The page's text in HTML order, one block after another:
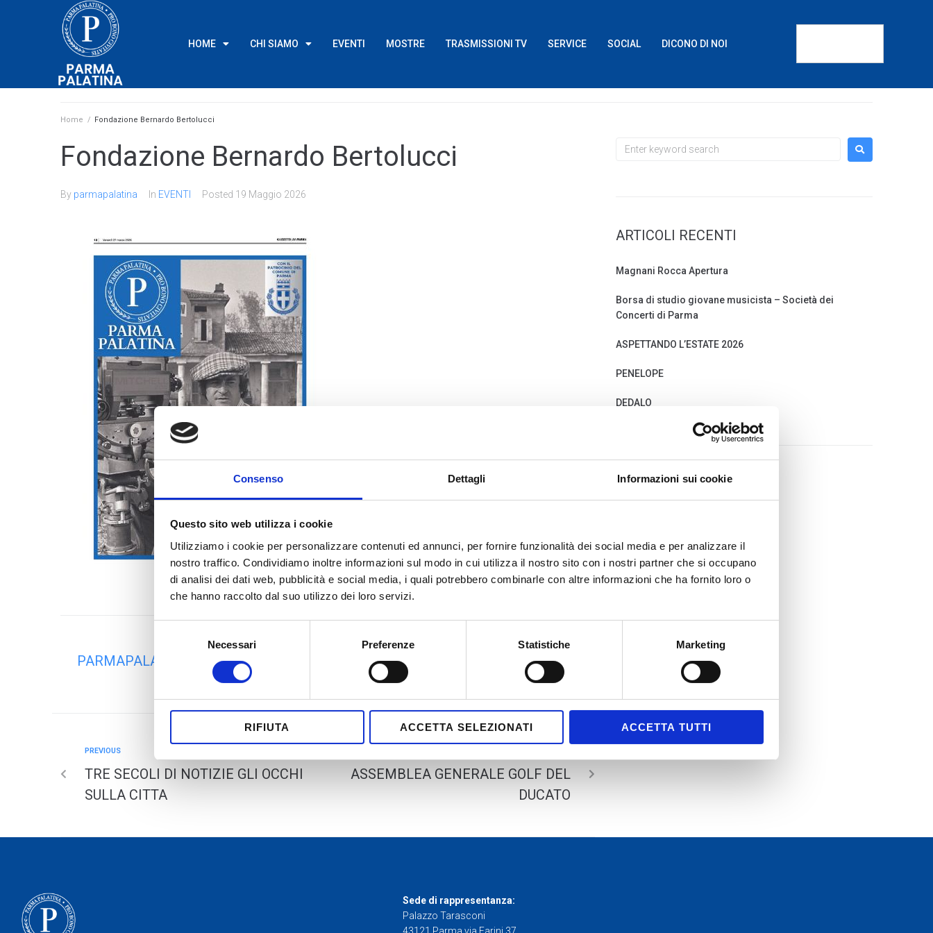
Consenso Dettagli Informazioni sui cookie
Questo sito web utilizza i cookie
Utilizziamo i cookie per personalizzare contenuti ed annunci, per fornire funzionalità dei social media e per analizzare il
nostro traffico. Condividiamo inoltre informazioni sul modo in cui utilizza il nostro sito con i nostri partner che si occupano
di analisi dei dati web, pubblicità e social media, i quali potrebbero combinarle con altre informazioni che ha fornito loro o
che hanno raccolto dal suo utilizzo dei loro servizi.
consenso
Necessari Preferenze Statistiche Marketing
RIFIUTA ACCETTA SELEZIONATI ACCETTA TUTTI
HOME CHI SIAMO EVENTI MOSTRE TRASMISSIONI TV SERVICE SOCIAL DICONO DI NOI
Home / Fondazione Bernardo Bertolucci
Fondazione Bernardo Bertolucci
By parmapalatina In EVENTI Posted 19 Maggio 2026
PARMAPALATINA
PREVIOUS
TRE SECOLI DI NOTIZIE GLI OCCHI
SULLA CITTA
ASSEMBLEA GENERALE GOLF DEL
DUCATO
ARTICOLI RECENTI
Magnani Rocca Apertura
Borsa di studio giovane musicista – Società dei
Concerti di Parma
ASPETTANDO L’ESTATE 2026
PENELOPE
DEDALO
MENÙ
SCOPI
TRASMISSIONI TV
SOCIAL
Sede di rappresentanza:
Palazzo Tarasconi
43121 Parma via Farini 37